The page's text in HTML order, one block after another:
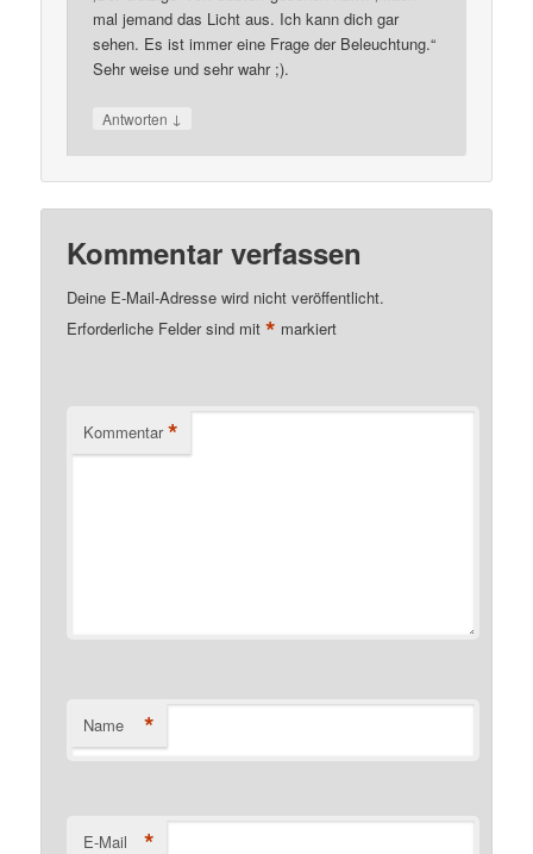
mal jemand das Licht aus. Ich kann dich gar
sehen. Es ist immer eine Frage der Beleuchtung.“
Sehr weise und sehr wahr ;).
Antworten ↓
Kommentar verfassen
Deine E-Mail-Adresse wird nicht veröffentlicht.
Erforderliche Felder sind mit* markiert
Kommentar *
Name *
E-Mail *